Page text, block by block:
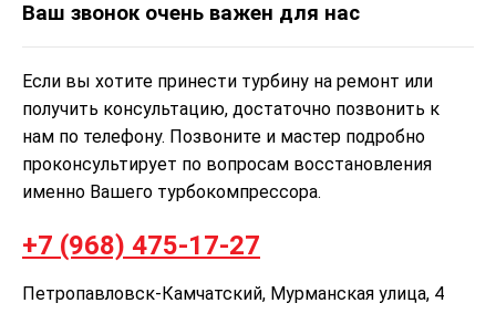
Ваш звонок очень важен для нас
Если вы хотите принести турбину на ремонт или
получить консультацию, достаточно позвонить к
нам по телефону. Позвоните и мастер подробно
проконсультирует по вопросам восстановления
именно Вашего турбокомпрессора.
+7 (968) 475-17-27
Петропавловск-Камчатский, Мурманская улица, 4